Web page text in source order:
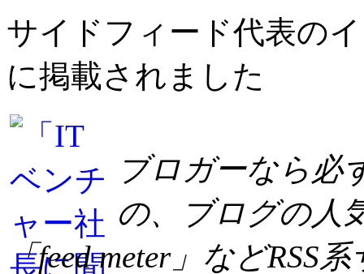
サイドフィード代表の
に掲載されました
ブロガーなら必
の、ブログの人
「feed meter」などRSS